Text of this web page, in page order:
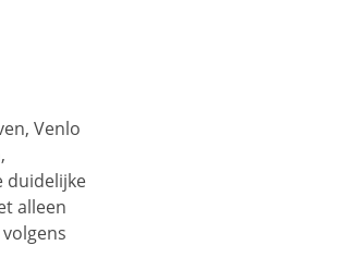
Venlo
duidelijke
alleen